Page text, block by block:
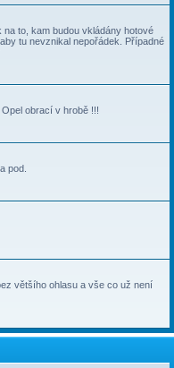
to, kam budou vkládány hotové
tu nevznikal nepořádek. Případné
obrací v hrobě !!!
pod.
většího ohlasu a vše co už není